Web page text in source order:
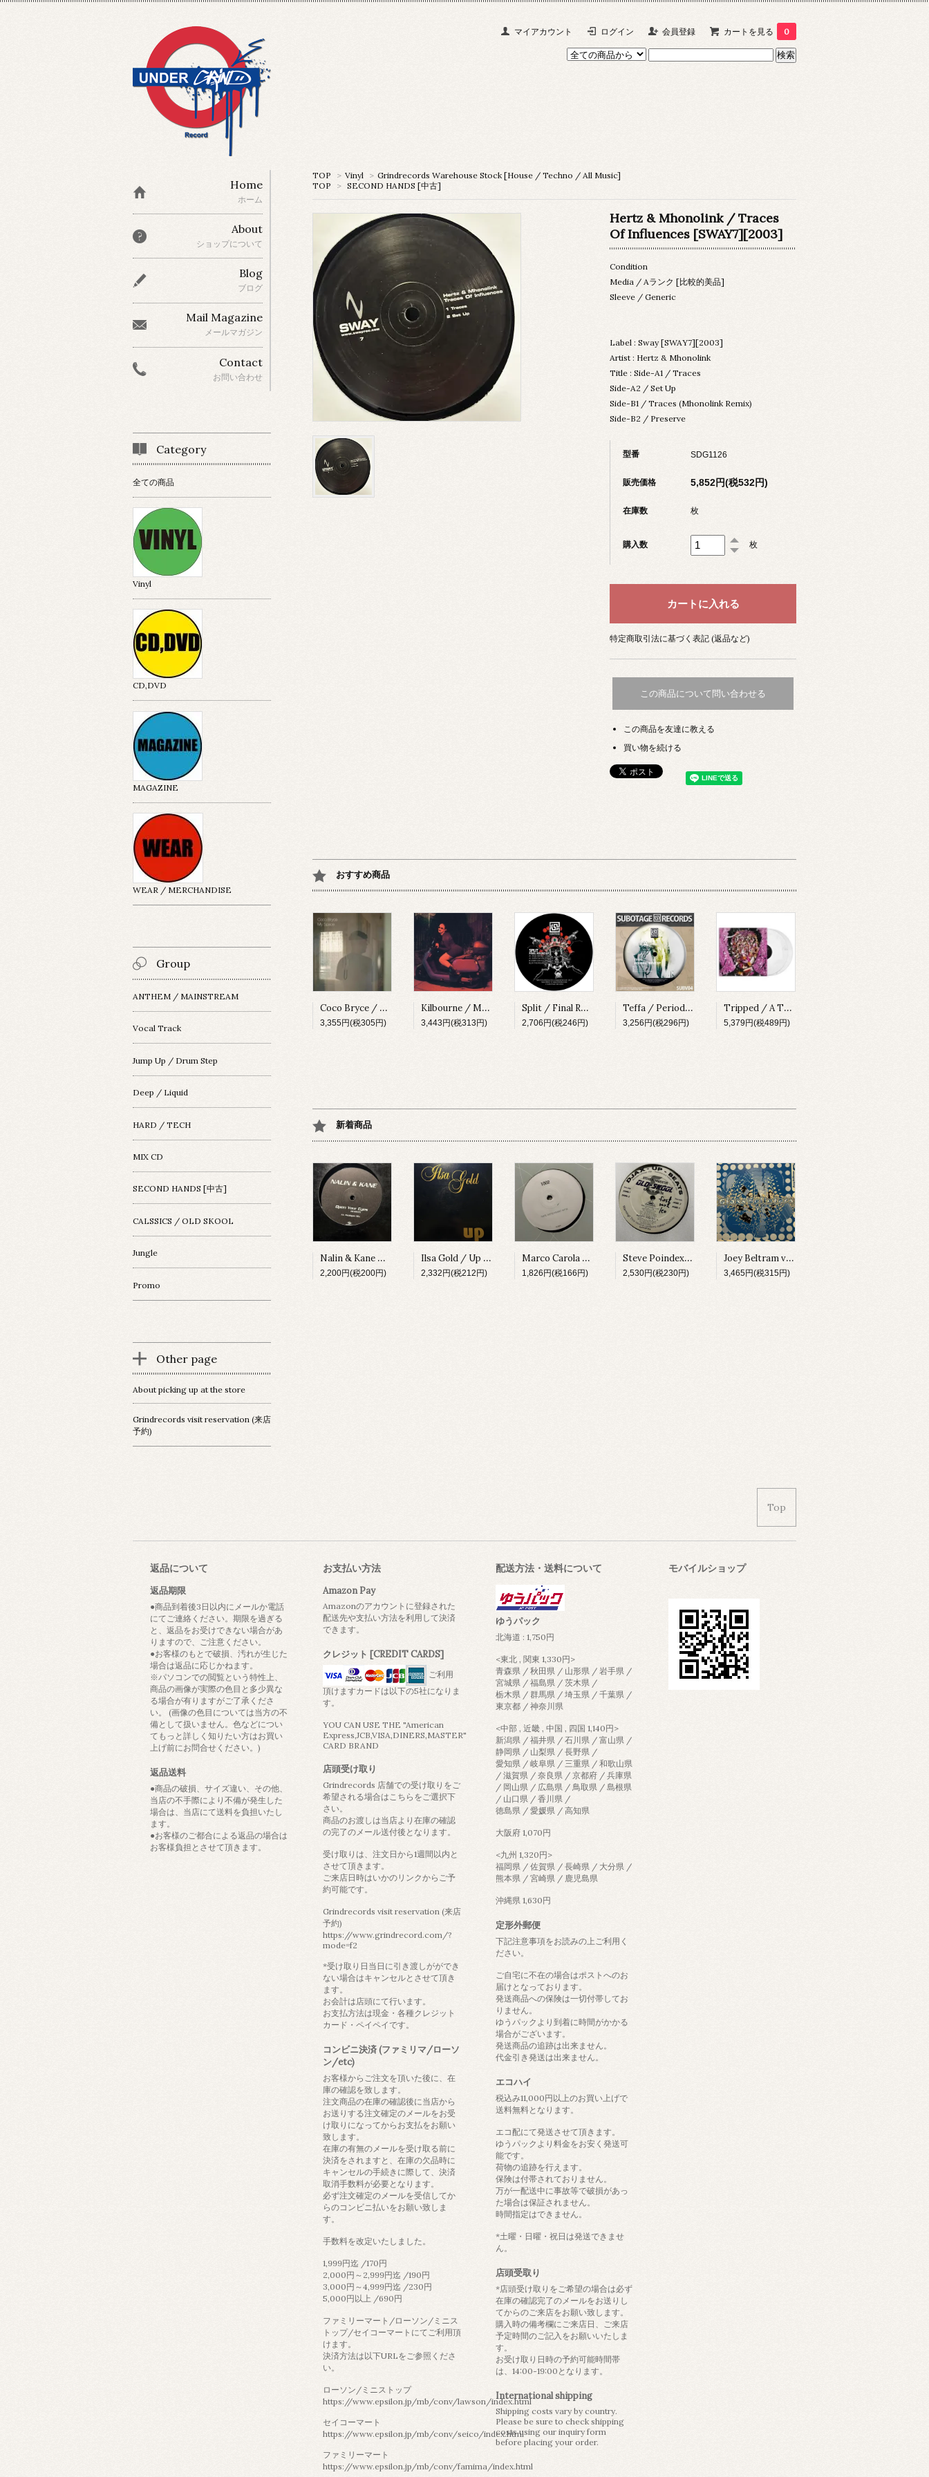
マイアカウント ログイン 会員登録 カートを見る 0
TOP > Vinyl > Grindrecords Warehouse Stock [House / Techno / All Music]
TOP
> SECOND HANDS [中古]
Hertz & Mhonolink / Traces
Of Influences [SWAY7][2003]
Condition
Media / Aランク [比較的美品]
Sleeve / Generic
Label : Sway [SWAY7][2003]
Artist : Hertz & Mhonolink
Title : Side-A1 / Traces
Side-A2 / Set Up
Side-B1 / Traces (Mhonolink Remix)
Side-B2 / Preserve
型番 SDG1126
販売価格 5,852円(税532円)
在庫数 枚
購入数 枚
特定商取引法に基づく表記 (返品など)
この商品について問い合わせる
この商品を友達に教える
買い物を続ける
おすすめ商品
Coco Bryce / My Space [PRSPCT299][2023]
3,355円(税305円)
Kilbourne / Milkshake [PRSPCT304][2023]
3,443円(税313円)
Split / Final Round EP [SUBV03][2023]
2,706円(税246円)
Teffa / Periodic Wave EP [SUBV04][2023]
3,256円(税296円)
Tripped / A Thing About Something [MADLP001][2023]
5,379円(税489円)
新着商品
Nalin & Kane / Open Your Eyes (Remixes) [URBDJ2042][1999]
2,200円(税200円)
Ilsa Gold / Up [GIANT13][2002]
2,332円(税212円)
Marco Carola / 1002 (Hertz Compressed Remix) [ELPREMIX01][2005]
1,826円(税166円)
Steve Poindexter & Kareem Smith / Old-Skool [DJAX-UP-328][2000]
2,530円(税230円)
Joey Beltram vs. Technasia / The Start It Up (Remix) [GLASS001][2000]
3,465円(税315円)
Home
ホーム
About
ショップについて
Blog
ブログ
Mail Magazine
メールマガジン
Contact
お問い合わせ
Category
全ての商品
Vinyl
CD,DVD
MAGAZINE
WEAR / MERCHANDISE
Group
ANTHEM / MAINSTREAM
Vocal Track
Jump Up / Drum Step
Deep / Liquid
HARD / TECH
MIX CD
SECOND HANDS [中古]
CALSSICS / OLD SKOOL
Jungle
Promo
Other page
About picking up at the store
Grindrecords visit reservation (来店
予約)
Top
返品について
返品期限
●商品到着後3日以内にメールか電話
にてご連絡ください。期限を過ぎる
と、返品をお受けできない場合があ
りますので、ご注意ください。
●お客様のもとで破損、汚れが生じた
場合は返品に応じかねます。
※パソコンでの閲覧という特性上、
商品の画像が実際の色目と多少異な
る場合が有りますがご了承くださ
い。 (画像の色目については当方の不
備として扱いません。色などについ
てもっと詳しく知りたい方はお買い
上げ前にお問合せください。)
返品送料
●商品の破損、サイズ違い、その他、
当店の不手際により不備が発生した
場合は、当店にて送料を負担いたし
ます。
●お客様のご都合による返品の場合は
お客様負担とさせて頂きます。
お支払い方法
Amazon Pay
Amazonのアカウントに登録された
配送先や支払い方法を利用して決済
できます。
クレジット [CREDIT CARDS]
ご利用
頂けますカードは以下の5社になりま
す。
YOU CAN USE THE "American
Express,JCB,VISA,DINERS,MASTER"
CARD BRAND
店頭受け取り
Grindrecords 店舗での受け取りをご
希望される場合はこちらをご選択下
さい。
商品のお渡しは当店より在庫の確認
の完了のメール送付後となります。
受け取りは、注文日から1週間以内と
させて頂きます。
ご来店日時はいかのリンクからご予
約可能です。
Grindrecords visit reservation (来店
予約)
https://www.grindrecord.com/?
mode=f2
*受け取り日当日に引き渡しがができ
ない場合はキャンセルとさせて頂き
ます。
お会計は店頭にて行います。
お支払方法は現金・各種クレジット
カード・ペイペイです。
コンビニ決済 (ファミリマ/ローソ
ン/etc)
お客様からご注文を頂いた後に、在
庫の確認を致します。
注文商品の在庫の確認後に当店から
お送りする注文確定のメールをお受
け取りになってからお支払をお願い
致します。
在庫の有無のメールを受け取る前に
決済をされますと、在庫の欠品時に
キャンセルの手続きに際して、決済
取消手数料が必要となります。
必ず注文確定のメールを受信してか
らのコンビニ払いをお願い致しま
す。
手数料を改定いたしました。
1,999円迄 /170円
2,000円～2,999円迄 /190円
3,000円～4,999円迄 /230円
5,000円以上 /690円
ファミリーマート/ローソン/ミニス
トップ/セイコーマートにてご利用頂
けます。
決済方法は以下URLをご参照くださ
い。
ローソン/ミニストップ
https://www.epsilon.jp/mb/conv/lawson/index.html
セイコーマート
https://www.epsilon.jp/mb/conv/seico/index.html
ファミリーマート
https://www.epsilon.jp/mb/conv/famima/index.html
配送方法・送料について
ゆうパック
北海道 : 1,750円
<東北 , 関東 1,330円>
青森県 / 秋田県 / 山形県 / 岩手県 /
宮城県 / 福島県 / 茨木県 /
栃木県 / 群馬県 / 埼玉県 / 千葉県 /
東京都 / 神奈川県
<中部 , 近畿 , 中国 , 四国 1,140円>
新潟県 / 福井県 / 石川県 / 富山県 /
静岡県 / 山梨県 / 長野県 /
愛知県 / 岐阜県 / 三重県 / 和歌山県
/ 滋賀県 / 奈良県 / 京都府 / 兵庫県
/ 岡山県 / 広島県 / 鳥取県 / 島根県
/ 山口県 / 香川県 /
徳島県 / 愛媛県 / 高知県
大阪府 1,070円
<九州 1,320円>
福岡県 / 佐賀県 / 長崎県 / 大分県 /
熊本県 / 宮崎県 / 鹿児島県
沖縄県 1,630円
定形外郵便
下記注意事項をお読みの上ご利用く
ださい。
ご自宅に不在の場合はポストへのお
届けとなっております。
発送商品への保険は一切付帯してお
りません。
ゆうパックより到着に時間がかかる
場合がございます。
発送商品の追跡は出来ません。
代金引き発送は出来ません。
エコハイ
税込み11,000円以上のお買い上げで
送料無料となります。
エコ配にて発送させて頂きます。
ゆうパックより料金をお安く発送可
能です。
荷物の追跡を行えます。
保険は付帯されておりません。
万が一配送中に事故等で破損があっ
た場合は保証されません。
時間指定はできません。
*土曜・日曜・祝日は発送できませ
ん。
店頭受取り
*店頭受け取りをご希望の場合は必ず
在庫の確認完了のメールをお送りし
てからのご来店をお願い致します。
購入時の備考欄にご来店日、ご来店
予定時間のご記入をお願いいたしま
す。
お受け取り日時の予約可能時間帯
は、14:00-19:00となります。
International shipping
Shipping costs vary by country.
Please be sure to check shipping
costs using our inquiry form
before placing your order.
モバイルショップ